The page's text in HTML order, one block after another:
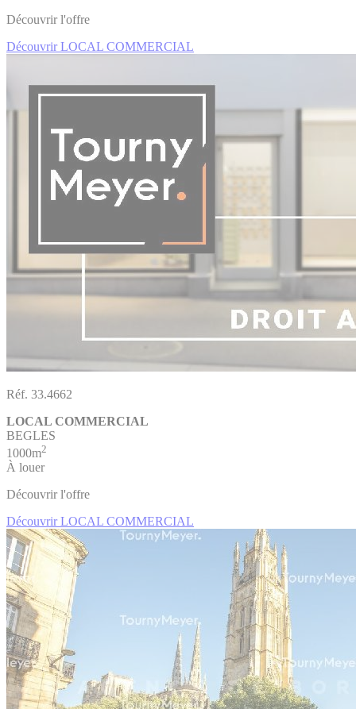
Découvrir l'offre
Découvrir LOCAL COMMERCIAL
Réf. 33.4662
LOCAL COMMERCIAL
BEGLES
1000m2
À louer
Découvrir l'offre
Découvrir LOCAL COMMERCIAL